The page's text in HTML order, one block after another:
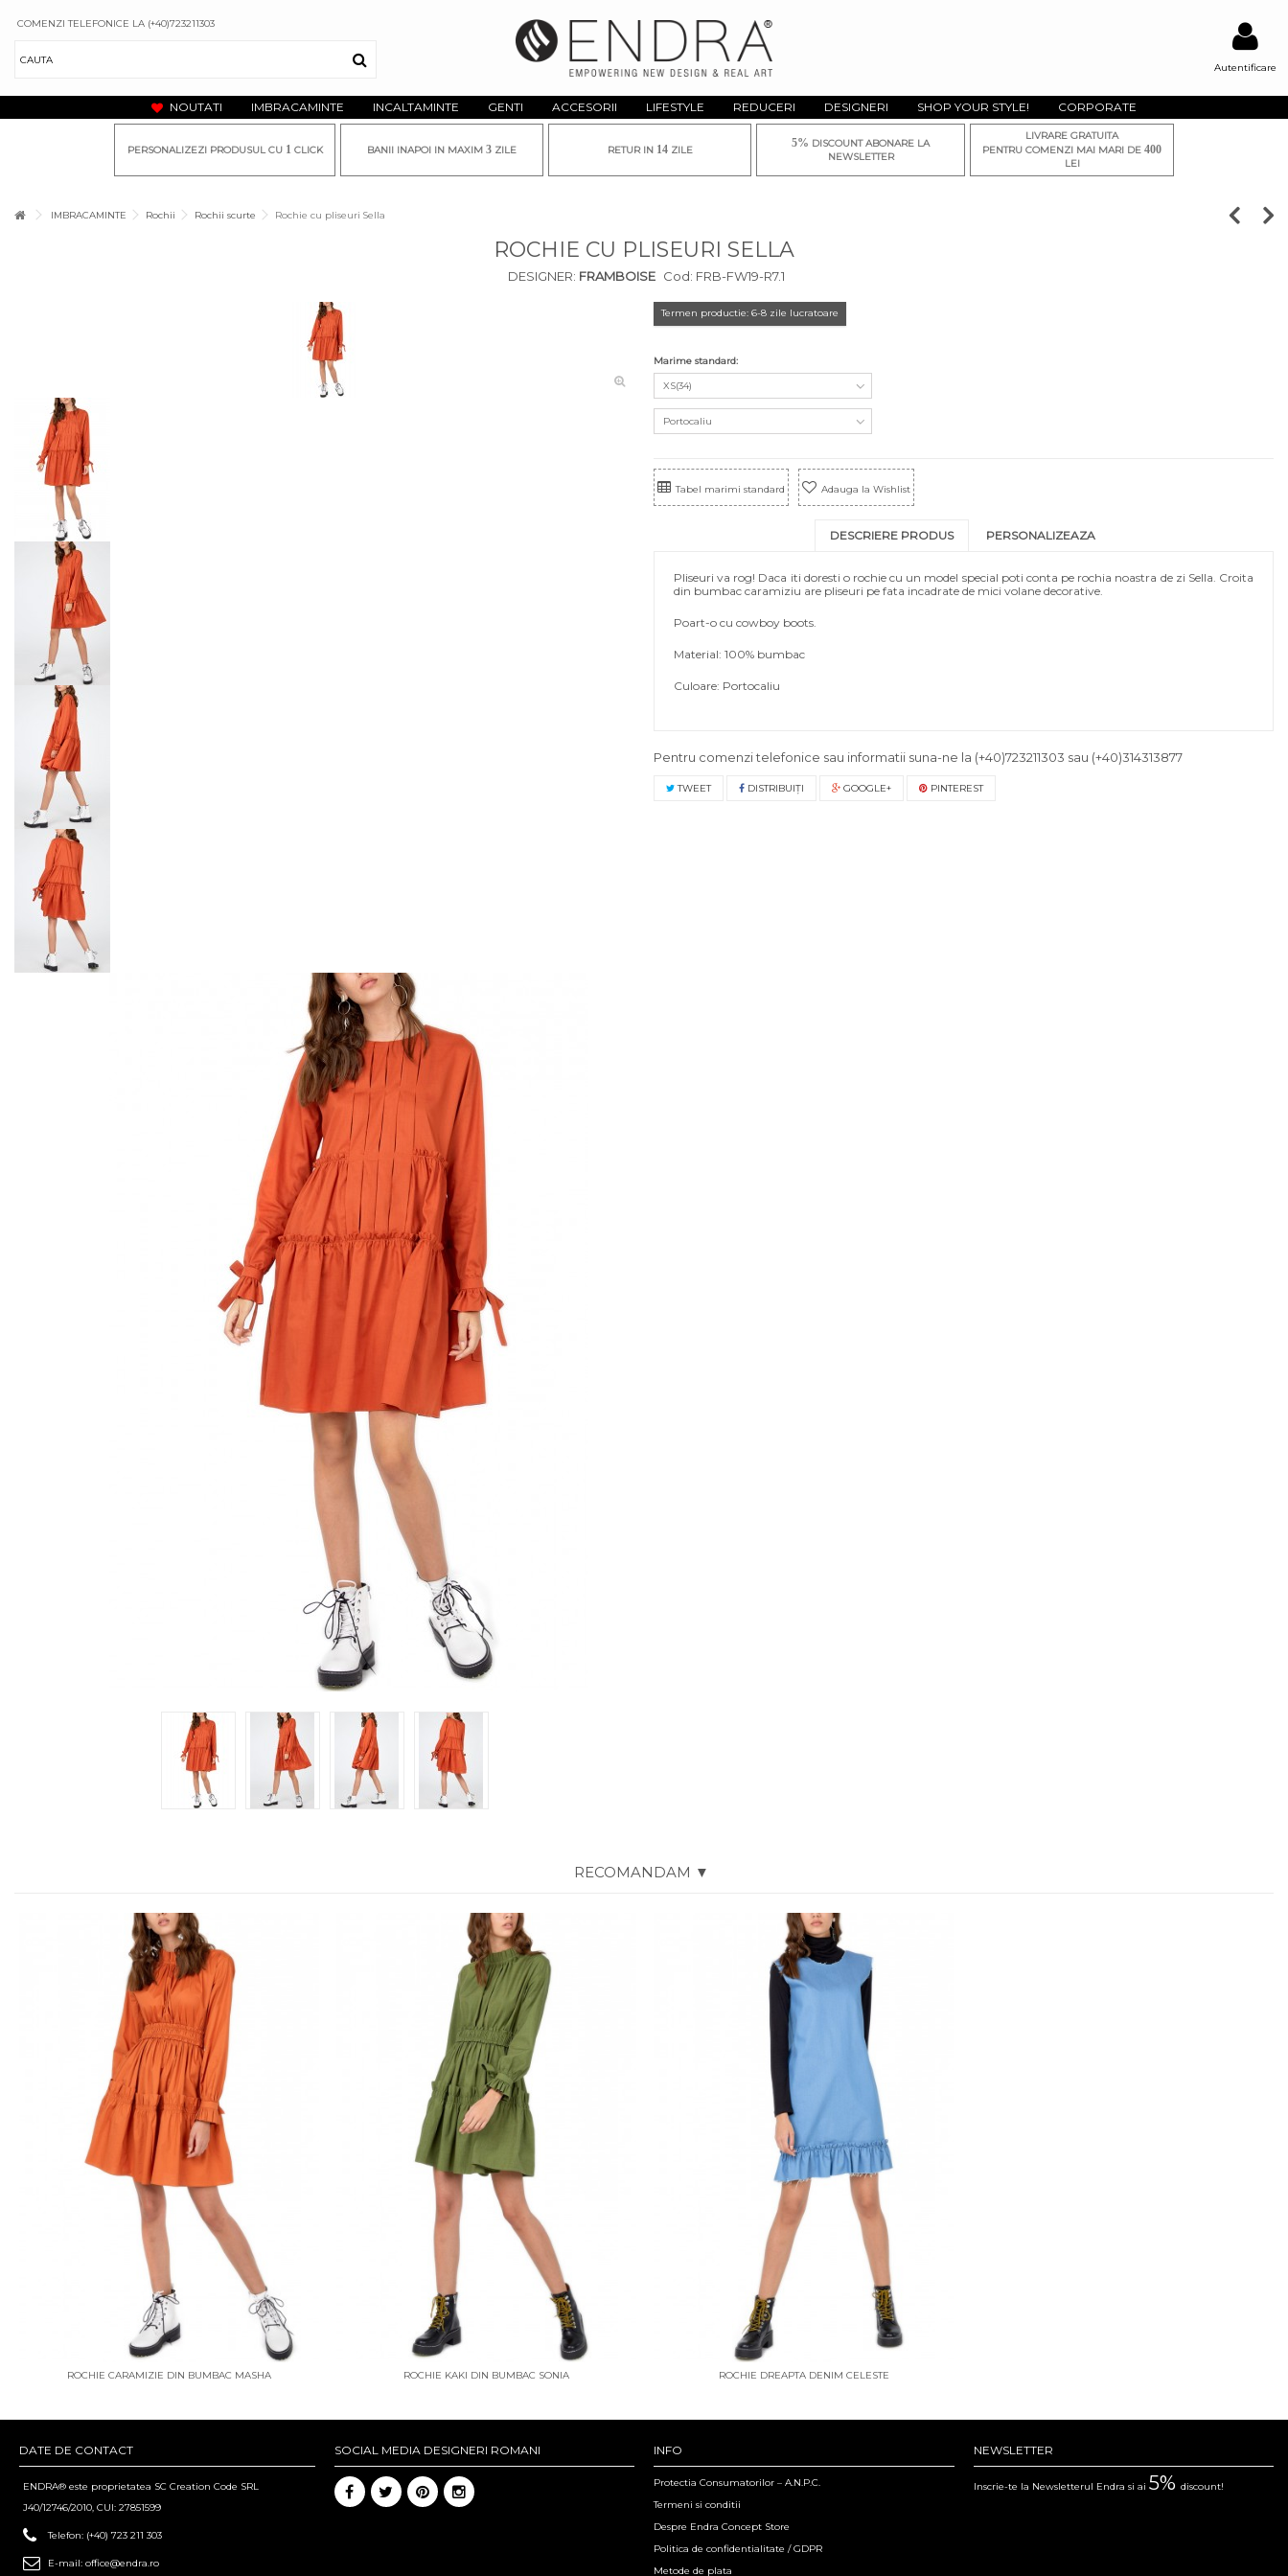
Autentificare
COMENZI TELEFONICE LA (+40)723211303
NOUTATI IMBRACAMINTE INCALTAMINTE GENTI ACCESORII LIFESTYLE REDUCERI DESIGNERI SHOP YOUR STYLE! CORPORATE
PERSONALIZEZI PRODUSUL CU 1CLICK BANII INAPOI IN MAXIM 3 ZILE RETUR IN 14ZILE
5% DISCOUNT ABONARE LA
NEWSLETTER
LIVRARE GRATUITA
PENTRU COMENZI MAI MARI DE 400
LEI
IMBRACAMINTE Rochii Rochii scurte Rochie cu pliseuri Sella
ROCHIE CU PLISEURI SELLA
DESIGNER: FRAMBOISE Cod: FRB-FW19-R7.1
Termen productie: 6-8 zile lucratoare
Marime standard:
XS(34)
Portocaliu
Tabel marimi standard Adauga la Wishlist
DESCRIERE PRODUS PERSONALIZEAZA
Pliseuri va rog! Daca iti doresti o rochie cu un model special poti conta pe rochia noastra de zi Sella. Croita
din bumbac caramiziu are pliseuri pe fata incadrate de mici volane decorative.
Poart-o cu cowboy boots.
Material: 100% bumbac
Culoare: Portocaliu
Pentru comenzi telefonice sau informatii suna-ne la (+40)723211303 sau (+40)314313877
TWEET DISTRIBUIŢI GOOGLE+ PINTEREST
RECOMANDAM ▼
ROCHIE CARAMIZIE DIN BUMBAC MASHA ROCHIE KAKI DIN BUMBAC SONIA ROCHIE DREAPTA DENIM CELESTE
DATE DE CONTACT
ENDRA® este proprietatea SC Creation Code SRL
J40/12746/2010, CUI: 27851599
Telefon: (+40) 723 211 303
E-mail: office@endra.ro
SOCIAL MEDIA DESIGNERI ROMANI NEWSLETTER
Inscrie-te la Newsletterul Endra si ai 5% discount!
INFO
Protectia Consumatorilor – A.N.P.C.
Termeni si conditii
Despre Endra Concept Store
Politica de confidentialitate / GDPR
Metode de plata